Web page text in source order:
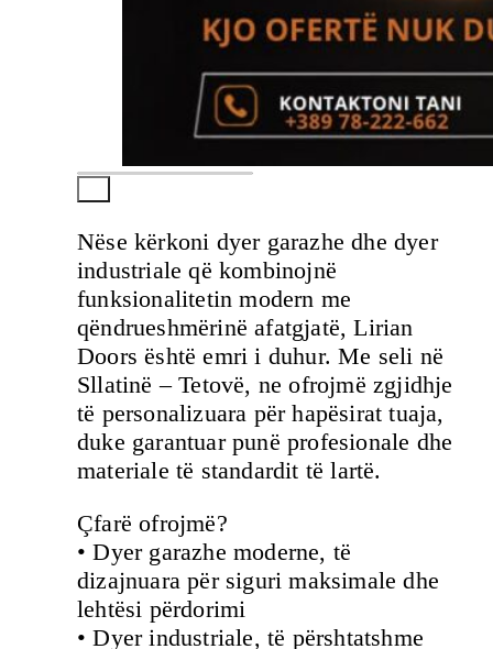
Nëse kërkoni dyer garazhe dhe dyer
industriale që kombinojnë
funksionalitetin modern me
qëndrueshmërinë afatgjatë, Lirian
Doors është emri i duhur. Me seli në
Sllatinë – Tetovë, ne ofrojmë zgjidhje
të personalizuara për hapësirat tuaja,
duke garantuar punë profesionale dhe
materiale të standardit të lartë.
Çfarë ofrojmë?
• Dyer garazhe moderne, të
dizajnuara për siguri maksimale dhe
lehtësi përdorimi
• Dyer industriale, të përshtatshme